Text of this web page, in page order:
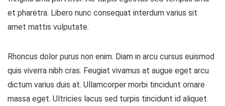
et pharetra. Libero nunc consequat interdum varius sit
amet mattis vulputate.
Rhoncus dolor purus non enim. Diam in arcu cursus euismod
quis viverra nibh cras. Feugiat vivamus at augue eget arcu
dictum varius duis at. Ullamcorper morbi tincidunt ornare
massa eget. Ultricies lacus sed turpis tincidunt id aliquet.